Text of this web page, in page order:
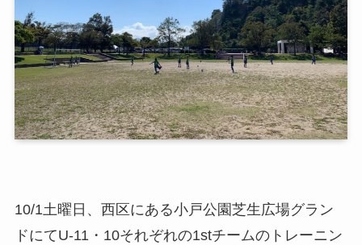
10/1土曜日、西区にある小戸公園芝生広場グラン
ドにてU-11・10それぞれの1stチームのトレーニン